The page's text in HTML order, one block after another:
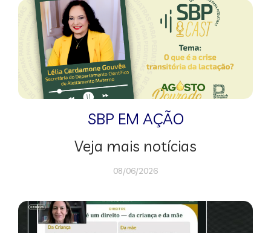
SBP EM AÇÃO
Veja mais notícias
08/06/2026